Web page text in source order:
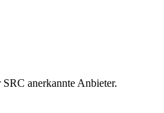
anerkannte Anbieter.